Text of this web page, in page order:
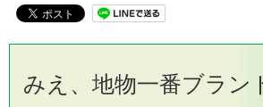
みえ、地物一番ブラン